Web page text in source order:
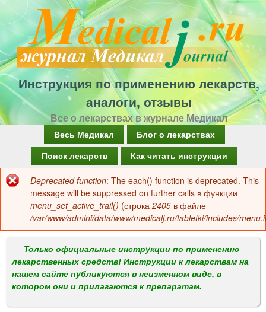
Перейти
к
основному
содержанию
Инструкция по применению лекарств,
аналоги, отзывы
Все о лекарствах в журнале Медикал
а
в
о
м
е
н
Весь Медикал
Блог о лекарствах
Поиск лекарств
Как читать инструкции
Сообщение
об
ошибке
Deprecated function: The each() function is deprecated. This
message will be suppressed on further calls в функции
menu_set_active_trail() (строка 2405 в файле
/var/www/admini/data/www/medicalj.ru/tabletki/includes/
Только официальные инструкции по применению
лекарственных средств! Инструкции к лекарствам на
нашем сайте публикуются в неизменном виде, в
котором они и прилагаются к препаратам.